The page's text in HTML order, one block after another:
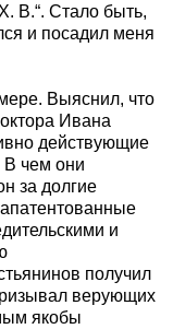
В.“. Стало быть,
и посадил меня
Выяснил, что
Ивана
действующие
В чем они
за долгие
и
получил
верующих
якобы